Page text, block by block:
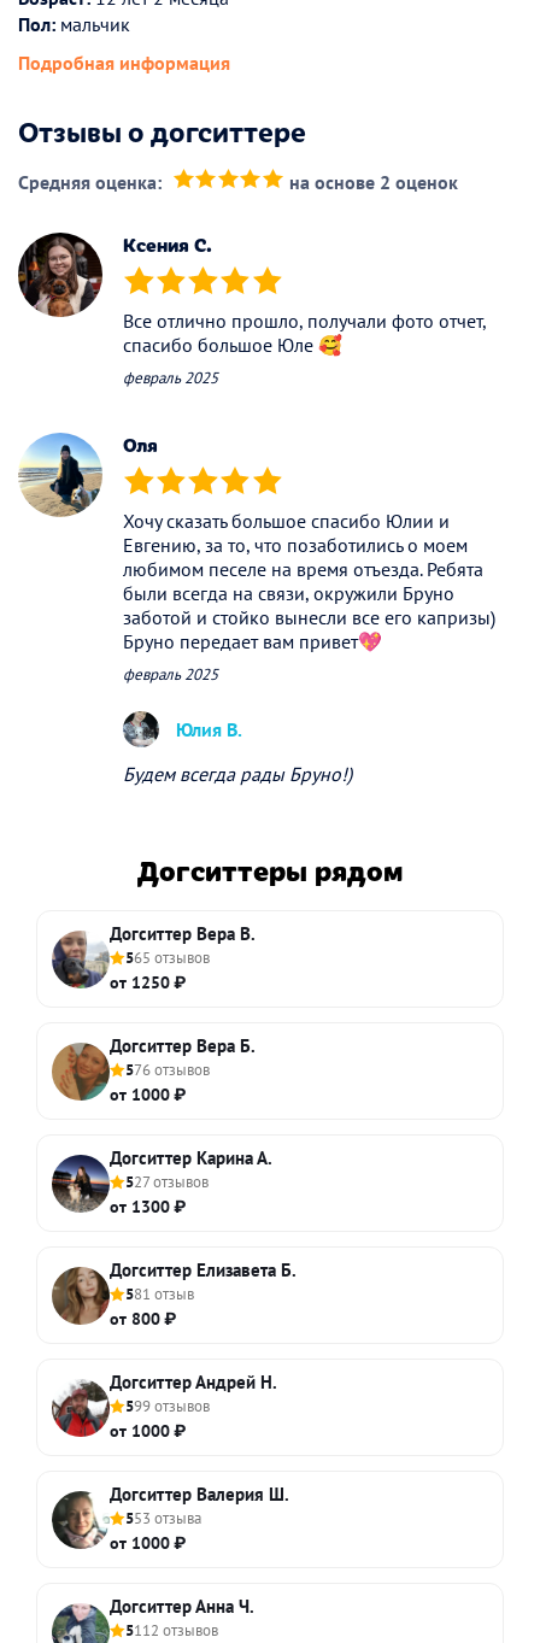
Пол: мальчик
Подробная информация
Отзывы о догситтере
Средняя оценка: на основе 2 оценок
Ксения С.
(*) (*) (*) (*) (*)
Все отлично прошло, получали фото отчет,
спасибо большое Юле 🥰
февраль 2025
Оля
(*) (*) (*) (*) (*)
Хочу сказать большое спасибо Юлии и
Евгению, за то, что позаботились о моем
любимом песеле на время отъезда. Ребята
были всегда на связи, окружили Бруно
заботой и стойко вынесли все его капризы)
Бруно передает вам привет💖
февраль 2025
Юлия В.
Будем всегда рады Бруно!)
Догситтеры рядом
Догситтер Вера В.
565 отзывов
от 1250 ₽
Догситтер Вера Б.
576 отзывов
от 1000 ₽
Догситтер Карина А.
527 отзывов
от 1300 ₽
Догситтер Елизавета Б.
581 отзыв
от 800 ₽
Догситтер Андрей Н.
599 отзывов
от 1000 ₽
Догситтер Валерия Ш.
553 отзыва
от 1000 ₽
Догситтер Анна Ч.
5112 отзывов